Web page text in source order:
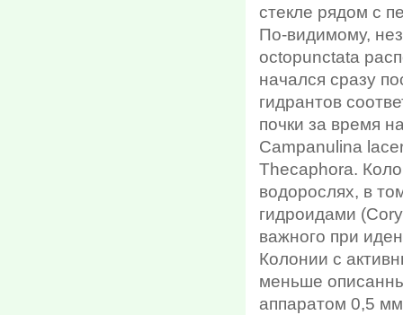
стекле рядом с
По-видимому,
octopunctata
начался сразу
гидрантов
почки за время
Campanulina
Thecaphora.
водорослях, в
гидроидами
важного при
Колонии с
меньше
аппаратом 0,5